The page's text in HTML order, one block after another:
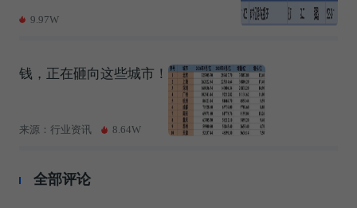
9.97W
钱，正在砸向这些城市！
来源：行业资讯 8.64W
全部评论